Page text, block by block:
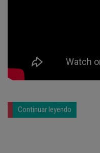
Continuar leyendo